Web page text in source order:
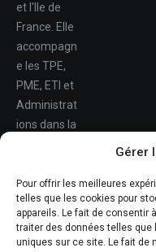
Gérer
Pour offrir les meilleures
telles que les cookies pour
appareils. Le fait de consentir
traiter des données telles que
uniques sur ce site. Le fait de
et l'Ile de
France. Elle
accompagn
e les TPE,
PME, ETI et
Administrat
ions dans la
déploiemen
t et la
maintenan
ce de leur